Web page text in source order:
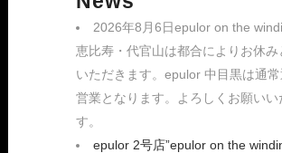
2026年8月6日epulor on the
恵比寿・代官山は都合によりお休み
いただきます。epulor 中目黒は通
営業となります。よろしくお願いい
す。
epulor 2号店”epulor on the